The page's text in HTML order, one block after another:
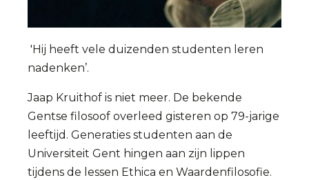
'Hij heeft vele duizenden studenten leren
nadenken’.
Jaap Kruithof is niet meer. De bekende
Gentse filosoof overleed gisteren op 79-jarige
leeftijd. Generaties studenten aan de
Universiteit Gent hingen aan zijn lippen
tijdens de lessen Ethica en Waardenfilosofie.